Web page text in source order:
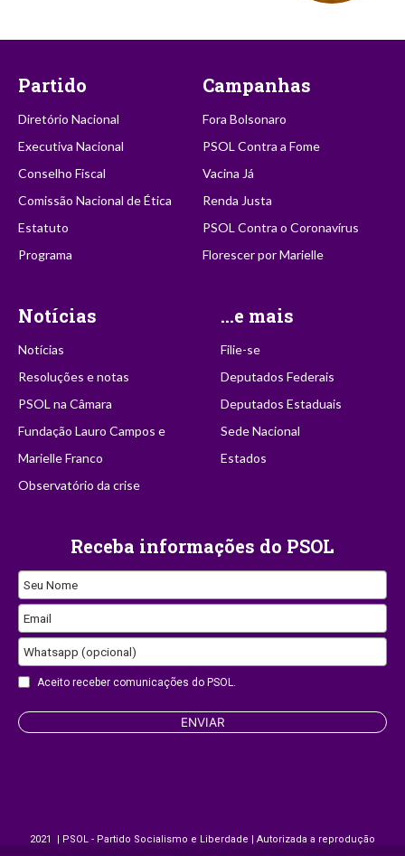
Partido
Diretório Nacional
Executiva Nacional
Conselho Fiscal
Comissão Nacional de Ética
Estatuto
Programa
Campanhas
Fora Bolsonaro
PSOL Contra a Fome
Vacina Já
Renda Justa
PSOL Contra o Coronavírus
Florescer por Marielle
Notícias
Notícias
Resoluções e notas
PSOL na Câmara
Fundação Lauro Campos e
Marielle Franco
Observatório da crise
...e mais
Filie-se
Deputados Federais
Deputados Estaduais
Sede Nacional
Estados
Receba informações do PSOL
Seu Nome
Email
Whatsapp (opcional)
Aceito receber comunicações do PSOL.
Contact
Email
ENVIAR
2021 | PSOL - Partido Socialismo e Liberdade | Autorizada a reprodução